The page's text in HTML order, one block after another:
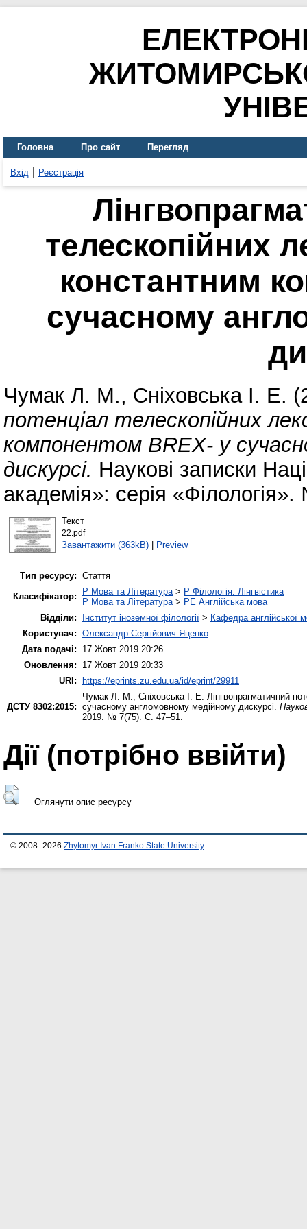
Головна Про сайт Перегляд
Вхід Реєстрація
телескопійних
константним
сучасному
Чумак Л. М., Сніховська І. Е.
потенціал телескопійних
компонентом BREX- у
дискурсі. Наукові записки
академія»: серія
Текст
22.pdf
Завантажити (363kB)| Preview
Тип ресурсу: Стаття
Класифікатор:
P Мова та Література> P Філологія. Лінгвістика
P Мова та Література> PE Англійська мова
Відділи:
Інститут іноземної філології > Кафедра англійської
Користувач: Олександр Сергійович Яценко
Дата подачі:
17 Жовт 2019 20:26
Оновлення:
17 Жовт 2019 20:33
URI:
https://eprints.zu.edu.ua/id/eprint/29911
ДСТУ 8302:2015:
Чумак Л. М., Сніховська І. Е. Лінгвопрагматичний
сучасному англомовному медійному дискурсі.
2019. № 7(75). С. 47–51.
Дії ​​(потрібно ввійти)
Оглянути опис ресурсу
© 2008–2026 Zhytomyr Ivan Franko State University